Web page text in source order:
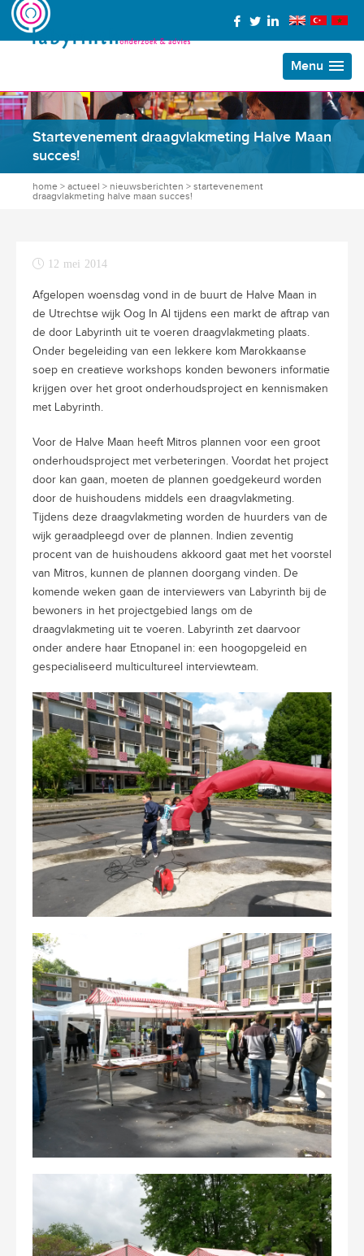
Menu
Startevenement draagvlakmeting Halve Maan
succes!
home > actueel > nieuwsberichten > startevenement
draagvlakmeting halve maan succes!
12 mei 2014
Afgelopen woensdag vond in de buurt de Halve Maan in
de Utrechtse wijk Oog In Al tijdens een markt de aftrap van
de door Labyrinth uit te voeren draagvlakmeting plaats.
Onder begeleiding van een lekkere kom Marokkaanse
soep en creatieve workshops konden bewoners informatie
krijgen over het groot onderhoudsproject en kennismaken
met Labyrinth.
Voor de Halve Maan heeft Mitros plannen voor een groot
onderhoudsproject met verbeteringen. Voordat het project
door kan gaan, moeten de plannen goedgekeurd worden
door de huishoudens middels een draagvlakmeting.
Tijdens deze draagvlakmeting worden de huurders van de
wijk geraadpleegd over de plannen. Indien zeventig
procent van de huishoudens akkoord gaat met het voorstel
van Mitros, kunnen de plannen doorgang vinden. De
komende weken gaan de interviewers van Labyrinth bij de
bewoners in het projectgebied langs om de
draagvlakmeting uit te voeren. Labyrinth zet daarvoor
onder andere haar Etnopanel in: een hoogopgeleid en
gespecialiseerd multicultureel interviewteam.